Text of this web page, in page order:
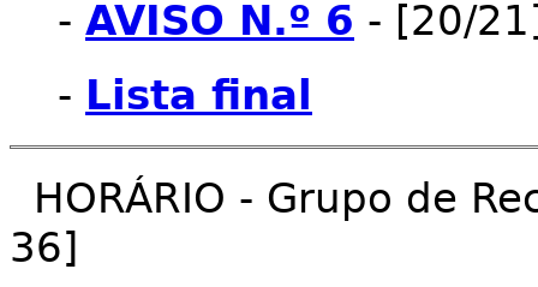
- AVISO N.º 6 - [20/
- Lista final
HORÁRIO - Grupo de
36]